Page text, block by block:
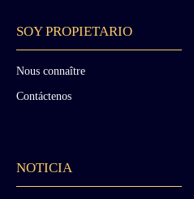
SOY PROPIETARIO
Nous connaître
Contáctenos
NOTICIA